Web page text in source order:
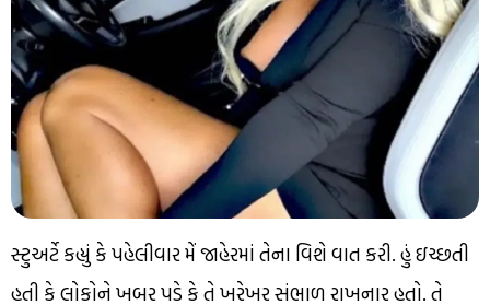
સ્ટુઅર્ટે કહ્યું કે પહેલીવાર મેં જાહેરમાં તેના વિશે વાત કરી. હું ઇચ્છતી
હતી કે લોકોને ખબર પડે કે તે ખરેખર સંભાળ રાખનાર હતો. તે